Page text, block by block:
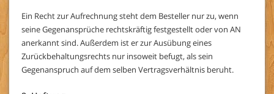
Ein Recht zur Aufrechnung steht dem Besteller nur zu, wenn
seine Gegenansprüche rechtskräftig festgestellt oder von AN
anerkannt sind. Außerdem ist er zur Ausübung eines
Zurückbehaltungsrechts nur insoweit befugt, als sein
Gegenanspruch auf dem selben Vertragsverhältnis beruht.